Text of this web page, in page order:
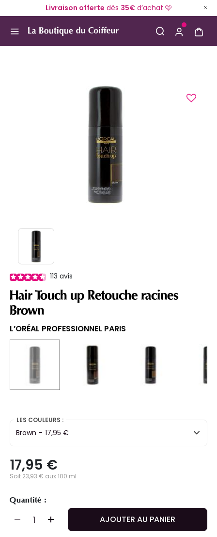
Livraison offerte dès 35€d’achat 🩷
113 avis
Hair Touch up Retouche racines
Brown
L’ORÉAL PROFESSIONNEL PARIS
selected
LES COULEURS :
Brown - 17,95 €
17,95 €
Soit 23,93 € aux 100 ml
Quantité :
AJOUTER AU PANIER